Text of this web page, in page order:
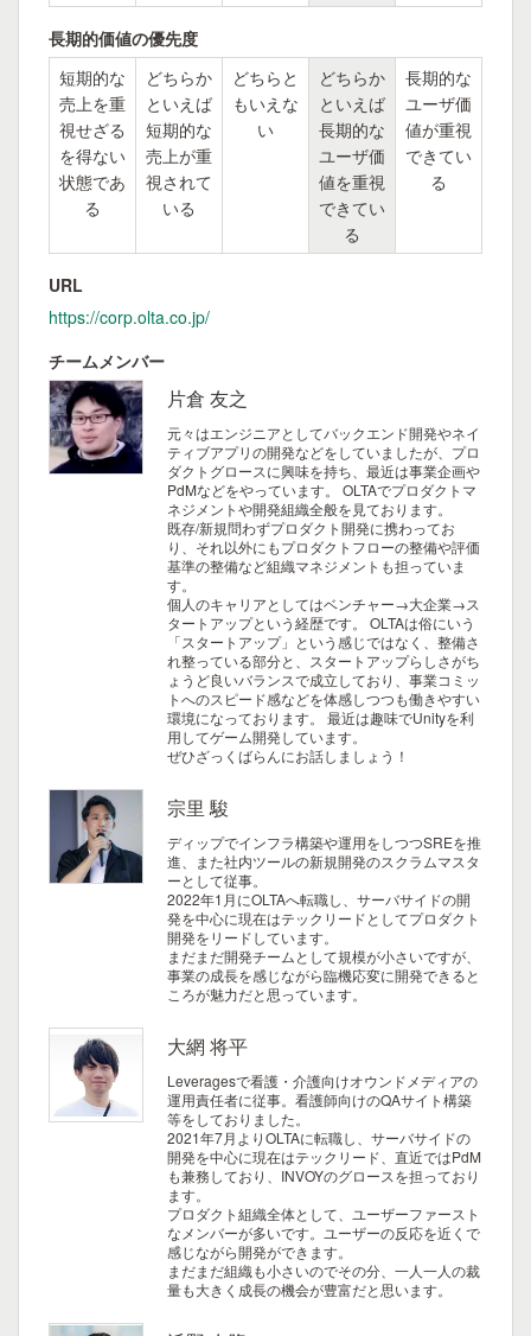
長期的価値の優先度
短期的な
売上を重
視せざる
を得ない
状態であ
る
どちらか
といえば
短期的な
売上が重
視されて
いる
どちらと
もいえな
い
どちらか
といえば
長期的な
ユーザ価
値を重視
できてい
る
長期的な
ユーザ価
値が重視
できてい
る
URL
https://corp.olta.co.jp/
チームメンバー
片倉 友之
元々はエンジニアとしてバックエンド開発やネイ
ティブアプリの開発などをしていましたが、プロ
ダクトグロースに興味を持ち、最近は事業企画や
PdMなどをやっています。
OLTAでプロダクトマ
ネジメントや開発組織全般を見ております。
既存/新規問わずプロダクト開発に携わってお
り、それ以外にもプロダクトフローの整備や評価
基準の整備など組織マネジメントも担っていま
す。
個人のキャリアとしてはベンチャー→大企業→ス
タートアップという経歴です。
OLTAは俗にいう
「スタートアップ」という感じではなく、整備さ
れ整っている部分と、スタートアップらしさがち
ょうど良いバランスで成立しており、事業コミッ
トへのスピード感などを体感しつつも働きやすい
環境になっております。
最近は趣味でUnityを利
用してゲーム開発しています。
ぜひざっくばらんにお話しましょう！
宗里 駿
ディップでインフラ構築や運用をしつつSREを推
進、また社内ツールの新規開発のスクラムマスタ
ーとして従事。
2022年1月にOLTAへ転職し、サーバサイドの開
発を中心に現在はテックリードとしてプロダクト
開発をリードしています。
まだまだ開発チームとして規模が小さいですが、
事業の成長を感じながら臨機応変に開発できると
ころが魅力だと思っています。
大網 将平
Leveragesで看護・介護向けオウンドメディアの
運用責任者に従事。看護師向けのQAサイト構築
等をしておりました。
2021年7月よりOLTAに転職し、サーバサイドの
開発を中心に現在はテックリード、直近ではPdM
も兼務しており、INVOYのグロースを担っており
ます。
プロダクト組織全体として、ユーザーファースト
なメンバーが多いです。ユーザーの反応を近くで
感じながら開発ができます。
まだまだ組織も小さいのでその分、一人一人の裁
量も大きく成長の機会が豊富だと思います。